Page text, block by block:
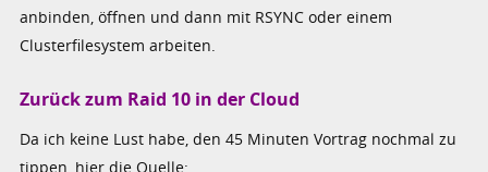
anbinden, öffnen und dann mit RSYNC oder einem
Clusterfilesystem arbeiten.
Zurück zum Raid 10 in der Cloud
Da ich keine Lust habe, den 45 Minuten Vortrag nochmal zu
tippen, hier die Quelle: